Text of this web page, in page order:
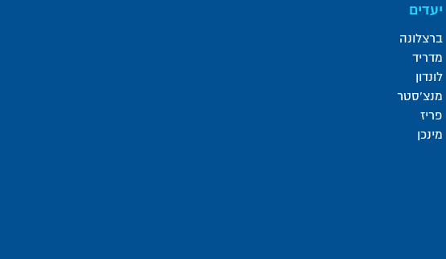
יעדים
ברצלונה
מדריד
לונדון
מנצ'סטר
פריז
מינכן